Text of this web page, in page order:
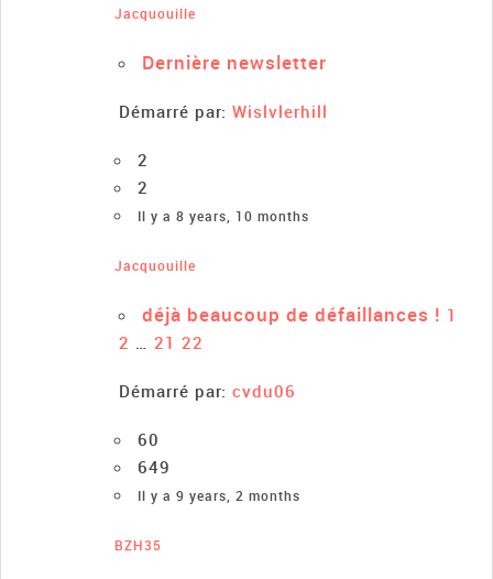
Jacquouille
Dernière newsletter
Démarré par: Wislvlerhill
2
2
Il y a 8 years, 10 months
Jacquouille
déjà beaucoup de défaillances ! 1
2 … 21 22
Démarré par: cvdu06
60
649
Il y a 9 years, 2 months
BZH35